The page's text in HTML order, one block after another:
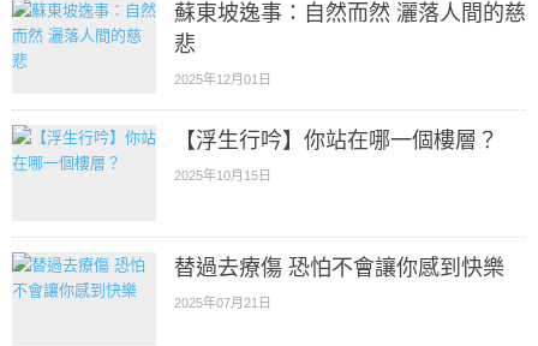
蘇東坡逸事：自然而然 灑落人間的慈
悲
2025年12月01日
【浮生行吟】你站在哪一個樓層？
2025年10月15日
替過去療傷 恐怕不會讓你感到快樂
2025年07月21日